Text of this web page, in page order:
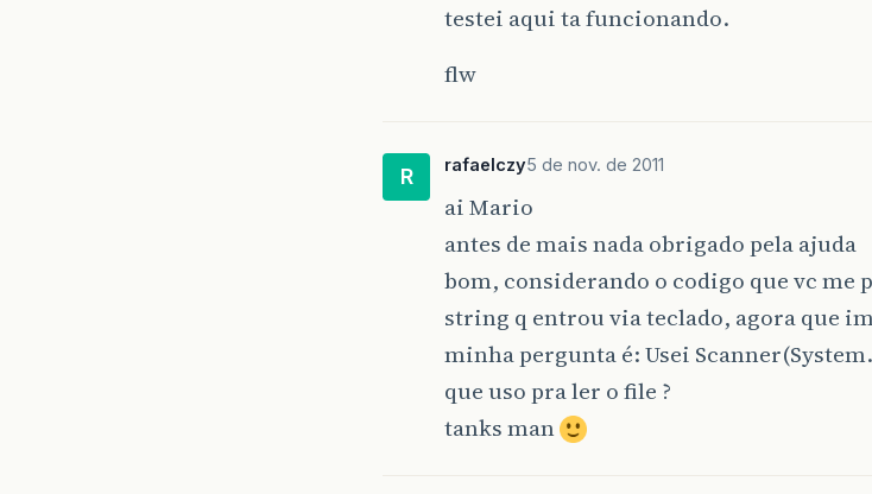
testei aqui ta funcionando.
flw
R rafaelczy5 de nov. de 2011
ai Mario
antes de mais nada obrigado pela ajuda
bom, considerando o codigo que vc me
string q entrou via teclado, agora que
minha pergunta é: Usei
que uso pra ler o file ?
tanks man